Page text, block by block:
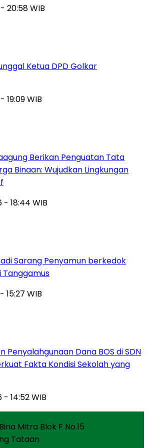
20:58 WIB
Ketua DPD Golkar
19:09 WIB
Berikan Penguatan Tata
Binaan: Wujudkan Lingkungan
- 18:44 WIB
Sarang Penyamun berkedok
Tanggamus
15:27 WIB
Penyalahgunaan Dana BOS di SDN
Fakta Kondisi Sekolah yang
14:52 WIB
Mitra Blok F No.15
Tataan